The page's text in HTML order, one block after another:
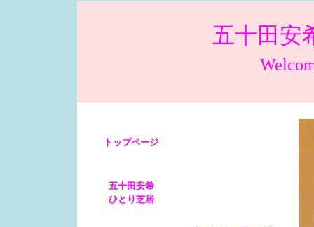
五十田安
トップページ
五十田安希
ひとり芝居